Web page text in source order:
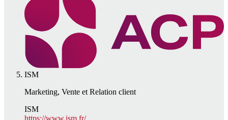
ISM
Marketing, Vente et Relation client
ISM